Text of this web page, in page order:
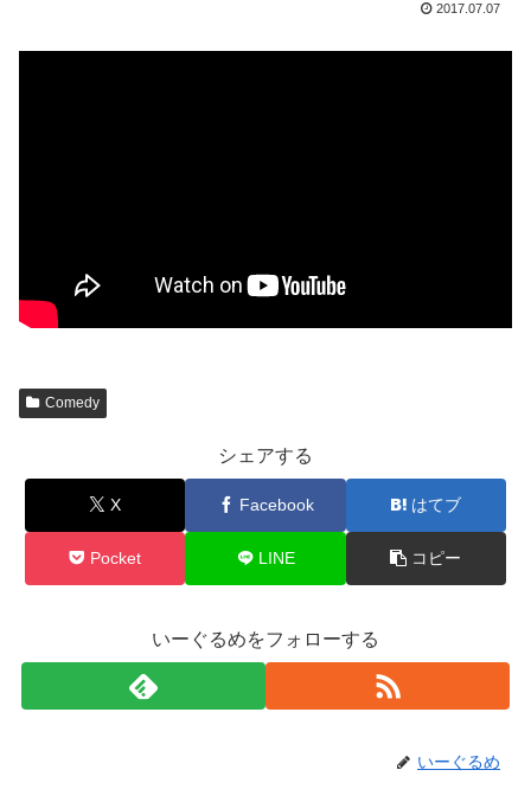
2017.07.07
Comedy
シェアする
X Facebook はてブ
Pocket LINE コピー
いーぐるめをフォローする
いーぐるめ